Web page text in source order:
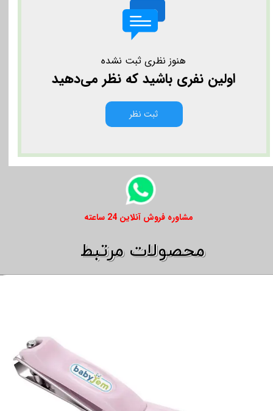
هنوز نظری ثبت نشده
اولین نفری باشید که نظر می‌دهید
ثبت نظر
​​مشاوره فروش آنلاین 24 ساعته
​​محصولات مرتبط